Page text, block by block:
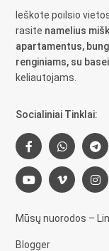
Ieškote poilsio
rasite namelius
apartamentus,
renginiams, su
keliautojams.
Socialiniai Tinklai:
Mūsų nuorodos –
Blogger